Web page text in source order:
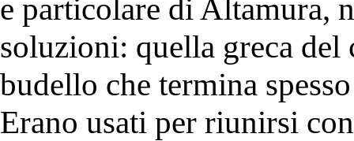
e particolare di Altamura,
soluzioni: quella greca del
budello che termina
Erano usati per riunirsi